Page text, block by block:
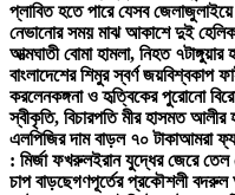
প্লাবিত হতে পারে যেসব জেলাজুলাইয়ে
নেভানোর সময় মাঝ আকাশে দুই
আত্মঘাতী বোমা হামলা, নিহত ৭টাঙ্গুয়ার
বাংলাদেশের শিমুর স্বর্ণ জয়বিশ্বকাপ
করলেনকঙ্গনা ও হৃত্বিকের পুরোনো
স্বীকৃতি, বিচারপতি মীর হাসমত আলীর
এলপিজির দাম বাড়ল ৭০ টাকাআমরা
: মির্জা ফখরুলইরান যুদ্ধের জেরে তেল
চাপ বাড়ছেগণপূর্তের প্রকৌশলী বদরুল